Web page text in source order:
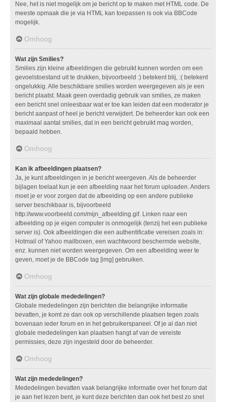
Nee, het is niet mogelijk om je bericht op te maken met HTML code. De
meeste opmaak die je via HTML kan toepassen is ook via BBCode
mogelijk.
Omhoog
Wat zijn Smilies?
Smilies zijn kleine afbeeldingen die gebruikt kunnen worden om een
gevoelstoestand uit te drukken, bijvoorbeeld :) betekent blij, :( betekent
ongelukkig. Alle beschikbare smilies worden weergegeven als je een
bericht plaatst. Maak geen overdadig gebruik van smilies, ze maken
een bericht snel onleesbaar wat er toe kan leiden dat een moderator je
bericht aanpast of heel je bericht verwijdert. De beheerder kan ook een
maximaal aantal smilies, dat in een bericht gebruikt mag worden,
bepaald hebben.
Omhoog
Kan ik afbeeldingen plaatsen?
Ja, je kunt afbeeldingen in je bericht weergeven. Als de beheerder
bijlagen toelaat kun je een afbeelding naar het forum uploaden. Anders
moet je er voor zorgen dat de afbeelding op een andere publieke
server beschikbaar is, bijvoorbeeld
http://www.voorbeeld.com/mijn_afbeelding.gif. Linken naar een
afbeelding op je eigen computer is onmogelijk (tenzij het een publieke
server is). Ook afbeeldingen die een authentificatie vereisen zoals in:
Hotmail of Yahoo mailboxen, een wachtwoord beschermde website,
enz. kunnen niet worden weergegeven. Om een afbeelding weer te
geven, moet je de BBCode tag [img] gebruiken.
Omhoog
Wat zijn globale mededelingen?
Globale mededelingen zijn berichten die belangrijke informatie
bevatten, je komt ze dan ook op verschillende plaatsen tegen zoals
bovenaan ieder forum en in het gebruikerspaneel. Of je al dan niet
globale mededelingen kan plaatsen hangt af van de vereiste
permissies, deze zijn ingesteld door de beheerder.
Omhoog
Wat zijn mededelingen?
Mededelingen bevatten vaak belangrijke informatie over het forum dat
je aan het lezen bent, je kunt deze berichten dan ook het best zo snel